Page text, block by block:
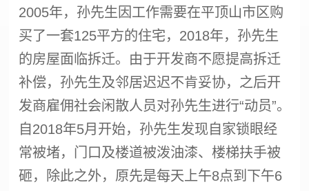
2005年，孙先生因工作需要在平顶山市区购
买了一套125平方的住宅，2018年，孙先生
的房屋面临拆迁。由于开发商不愿提高拆迁
补偿，孙先生及邻居迟迟不肯妥协，之后开
发商雇佣社会闲散人员对孙先生进行“动员”。
自2018年5月开始，孙先生发现自家锁眼经
常被堵，门口及楼道被泼油漆、楼梯扶手被
砸，除此之外，原先是每天上午8点到下午6